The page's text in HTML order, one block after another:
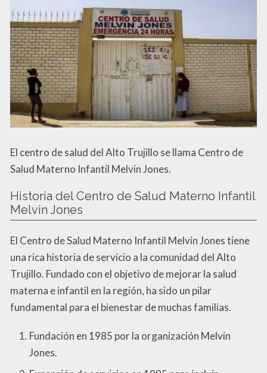
El centro de salud del Alto Trujillo se llama Centro de
Salud Materno Infantil Melvin Jones.
Historia del Centro de Salud Materno Infantil
Melvin Jones
El Centro de Salud Materno Infantil Melvin Jones tiene
una rica historia de servicio a la comunidad del Alto
Trujillo. Fundado con el objetivo de mejorar la salud
materna e infantil en la región, ha sido un pilar
fundamental para el bienestar de muchas familias.
Fundación en 1985 por la organización Melvin
Jones.